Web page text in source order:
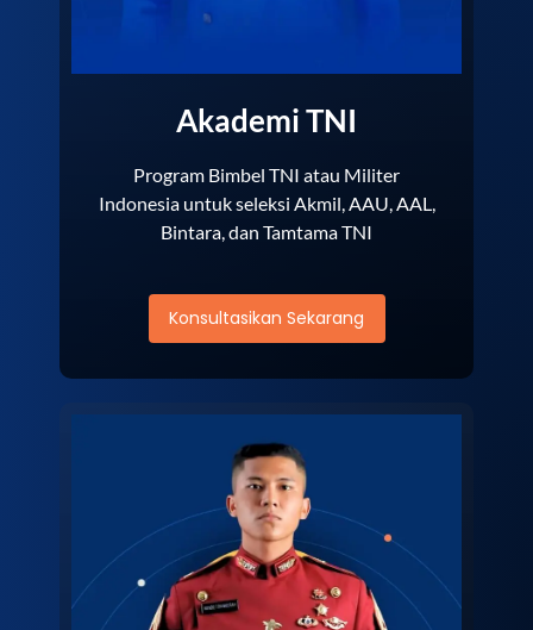
Akademi TNI
Program Bimbel TNI atau Militer
Indonesia untuk seleksi Akmil, AAU, AAL,
Bintara, dan Tamtama TNI
Konsultasikan Sekarang